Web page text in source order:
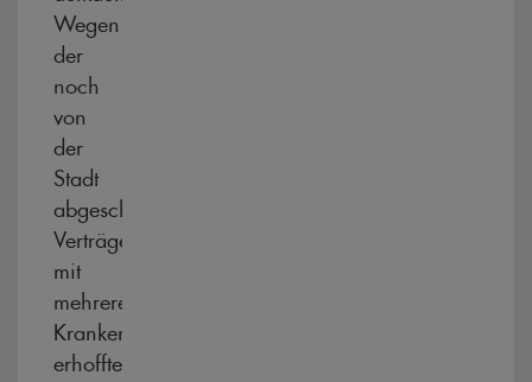
Wegen
der
noch
von
der
Stadt
abgeschlossenen
Verträge
mit
mehreren
Krankenversicherungen
erhoffte